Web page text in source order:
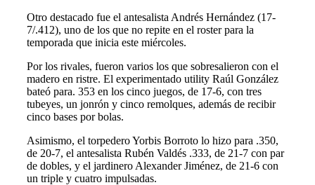
Otro destacado fue el antesalista Andrés Hernández (17-
7/.412), uno de los que no repite en el roster para la
temporada que inicia este miércoles.
Por los rivales, fueron varios los que sobresalieron con el
madero en ristre. El experimentado utility Raúl González
bateó para. 353 en los cinco juegos, de 17-6, con tres
tubeyes, un jonrón y cinco remolques, además de recibir
cinco bases por bolas.
Asimismo, el torpedero Yorbis Borroto lo hizo para .350,
de 20-7, el antesalista Rubén Valdés .333, de 21-7 con par
de dobles, y el jardinero Alexander Jiménez, de 21-6 con
un triple y cuatro impulsadas.